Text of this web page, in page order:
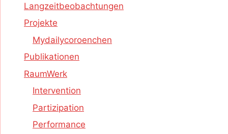
Langzeitbeobachtungen
Projekte
Mydailycoroenchen
Publikationen
RaumWerk
Intervention
Partizipation
Performance